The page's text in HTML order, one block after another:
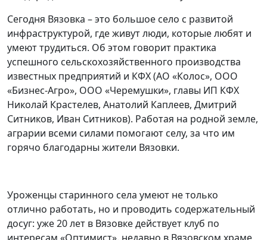
Сегодня Вязовка – это большое село с развитой
инфраструктурой, где живут люди, которые любят и
умеют трудиться. Об этом говорит практика
успешного сельскохозяйственного производства
известных предприятий и КФХ (АО «Колос», ООО
«Бизнес-Агро», ООО «Черемушки», главы ИП КФХ
Николай Крастелев, Анатолий Каплеев, Дмитрий
Ситников, Иван Ситников). Работая на родной земле,
аграрии всеми силами помогают селу, за что им
горячо благодарны жители Вязовки.
Уроженцы старинного села умеют не только
отлично работать, но и проводить содержательный
досуг: уже 20 лет в Вязовке действует клуб по